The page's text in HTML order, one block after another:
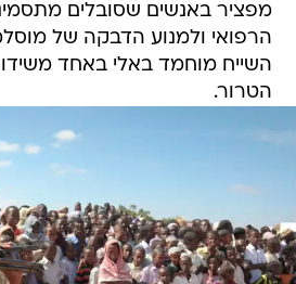
מפציר באנשים שסובלים
הרפואי ולמנוע הדבקה של
השייח מוחמד באלי באחד
הטרור.